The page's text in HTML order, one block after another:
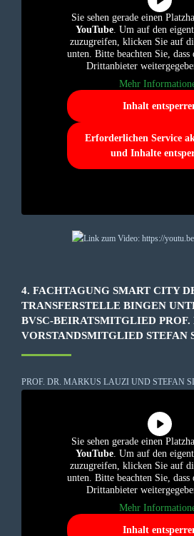
Sie sehen gerade einen
YouTube. Um auf den
zuzugreifen, klicken Sie auf
unten. Bitte beachten Sie, dass
Drittanbieter
Mehr
Inhalt
Erforderlichen Service
und Inhalte
4. FACHTAGUNG SMART CITY
TRANSFERSTELLE BINGEN
BVSC-BEIRATSMITGLIED
VORSTANDSMITGLIED STEFAN
PROF. DR. MARKUS LAUZI UND STEFAN
Sie sehen gerade einen
YouTube. Um auf den
zuzugreifen, klicken Sie auf
unten. Bitte beachten Sie, dass
Drittanbieter
Mehr
Inhalt